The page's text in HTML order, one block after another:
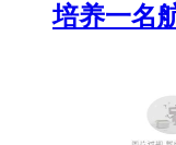
培养一名